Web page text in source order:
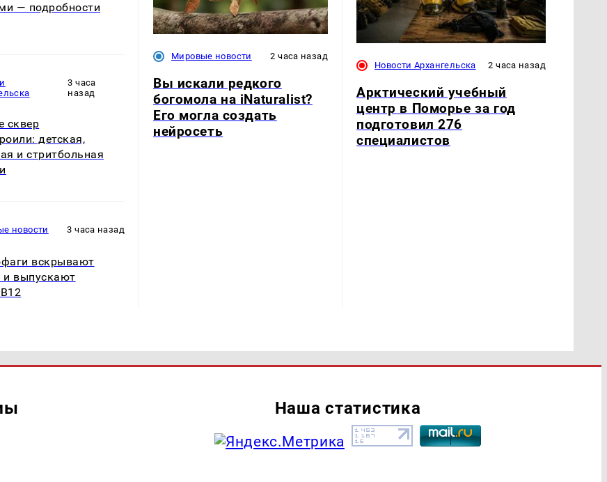
— подробности
3 часа
назад
сквер
детская,
и стритбольная
новости 3 часа назад
вскрывают
и выпускают
Мировые новости 2 часа назад
Вы искали редкого
богомола на iNaturalist?
Его могла создать
нейросеть
Новости Архангельска 2 часа назад
Арктический учебный
центр в Поморье за год
подготовил 276
специалистов
Наша статистика